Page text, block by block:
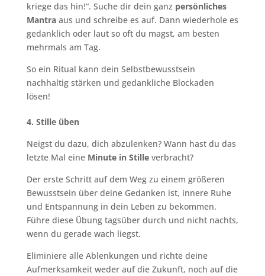
kriege das hin!“. Suche dir dein ganz persönliches
Mantraaus und schreibe es auf. Dann wiederhole es
gedanklich oder laut so oft du magst, am besten
mehrmals am Tag.
So ein Ritual kann dein Selbstbewusstsein
nachhaltig stärken und gedankliche Blockaden
lösen!
4. Stille üben
Neigst du dazu, dich abzulenken? Wann hast du das
letzte Mal eine Minute in Stilleverbracht?
Der erste Schritt auf dem Weg zu einem größeren
Bewusstsein über deine Gedanken ist, innere Ruhe
und Entspannung in dein Leben zu bekommen.
Führe diese Übung tagsüber durch und nicht nachts,
wenn du gerade wach liegst.
Eliminiere alle Ablenkungen und richte deine
Aufmerksamkeit weder auf die Zukunft, noch auf die